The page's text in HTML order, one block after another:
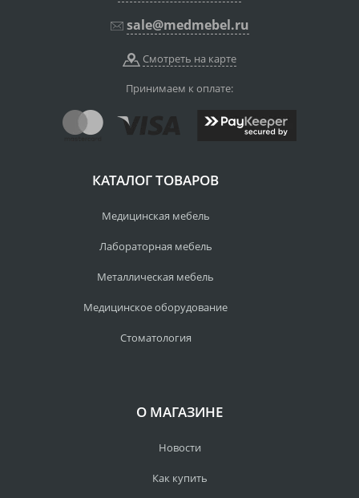
sale@medmebel.ru
Смотреть на карте
Принимаем к оплате:
КАТАЛОГ ТОВАРОВ
Медицинская мебель
Лабораторная мебель
Металлическая мебель
Медицинское оборудование
Стоматология
О МАГАЗИНЕ
Новости
Как купить